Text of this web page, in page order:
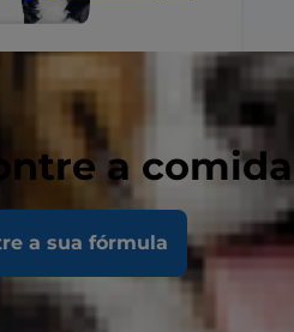
a
a sua fórmula